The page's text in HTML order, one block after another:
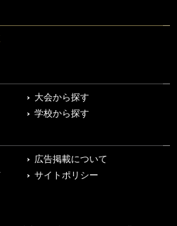
大会から探す
学校から探す
広告掲載について
サイトポリシー